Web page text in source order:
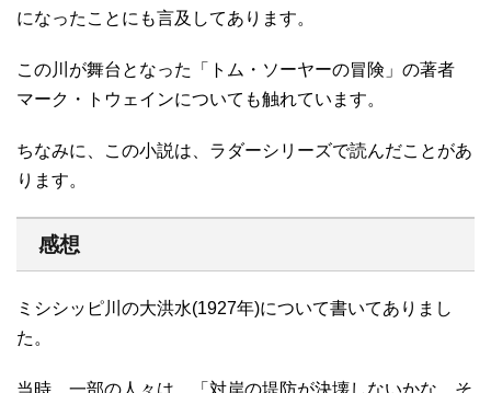
になったことにも言及してあります。
この川が舞台となった「トム・ソーヤーの冒険」の著者
マーク・トウェインについても触れています。
ちなみに、この小説は、ラダーシリーズで読んだことがあ
ります。
感想
ミシシッピ川の大洪水(1927年)について書いてありまし
た。